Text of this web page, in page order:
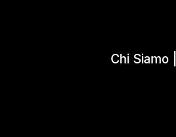
Chi Siamo|